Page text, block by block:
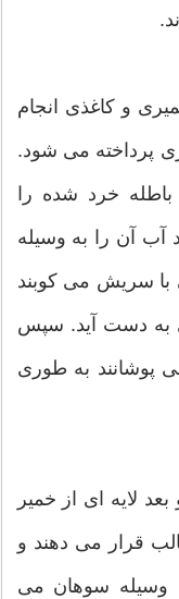
و کاغذی انجام
پرداخته می شود.
باطله خرد شده را
آب آن را به وسیله
با سریش می کوبند
به دست آید. سپس
پوشانند به طوری
لایه ای از خمیر
قرار می دهند و
سوهان می